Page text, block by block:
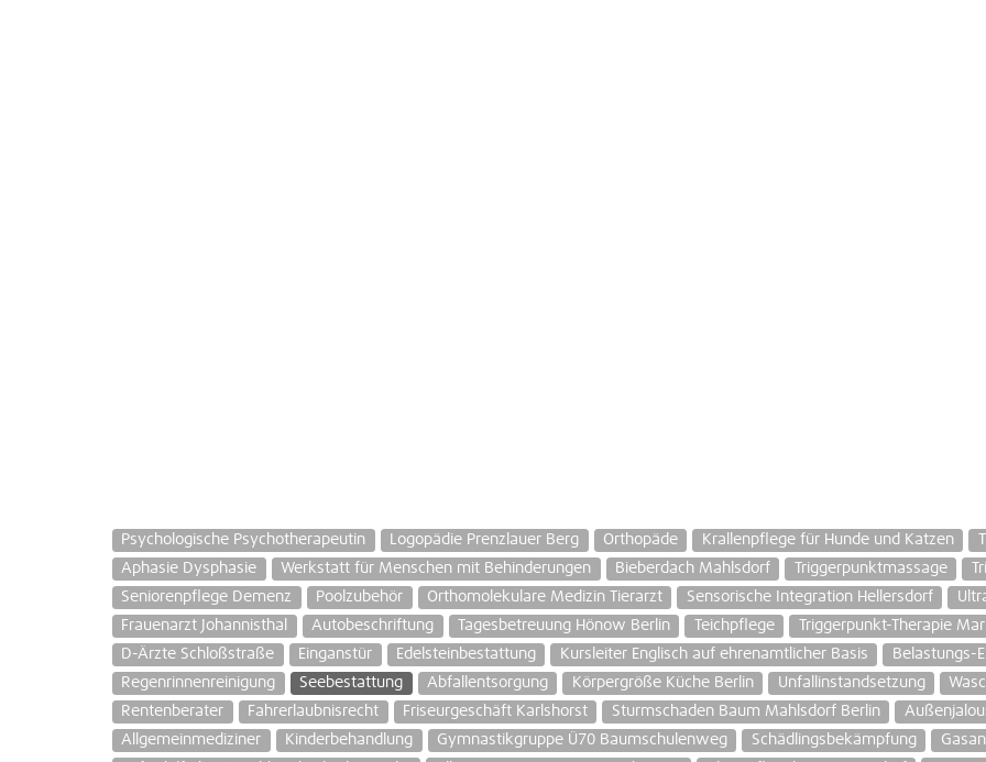
Psychologische Psychotherapeutin Logopädie Prenzlauer Berg Orthopäde Krallenpflege für Hunde und Katzen
Aphasie Dysphasie
Werkstatt für Menschen mit Behinderungen Bieberdach Mahlsdorf Triggerpunktmassage
Seniorenpflege Demenz
Poolzubehör Orthomolekulare Medizin Tierarzt Sensorische Integration Hellersdorf
Frauenarzt Johannisthal
Autobeschriftung Tagesbetreuung Hönow Berlin Teichpflege Triggerpunkt-Therapie
D-Ärzte Schloßstraße
Einganstür Edelsteinbestattung Kursleiter Englisch auf ehrenamtlicher Basis Belastungs-
Regenrinnenreinigung
Seebestattung Abfallentsorgung Körpergröße Küche Berlin Unfallinstandsetzung
Rentenberater
Fahrerlaubnisrecht Friseurgeschäft Karlshorst Sturmschaden Baum Mahlsdorf Berlin
Allgemeinmediziner
Kinderbehandlung Gymnastikgruppe Ü70 Baumschulenweg Schädlingsbekämpfung